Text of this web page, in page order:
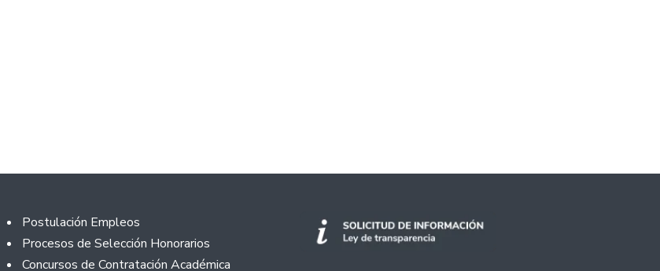
Footer
Postulación Empleos
Procesos de Selección Honorarios
Concursos de Contratación Académica